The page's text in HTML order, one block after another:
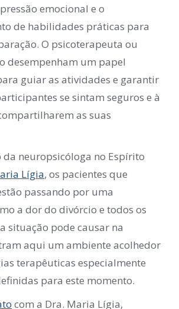
emocional e o
de habilidades práticas para
O psicoterapeuta ou
desempenham um papel
guiar as atividades e garantir
se sintam seguros e à
as suas
neuropsicóloga no Espírito
Lígia, os pacientes que
passando por uma
a dor do divórcio e todos os
situação pode causar na
aqui um ambiente acolhedor
terapêuticas especialmente
para este momento.
com a Dra. Maria Lígia,